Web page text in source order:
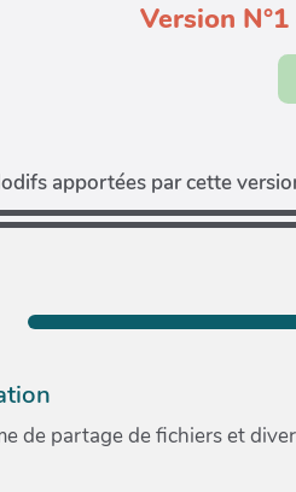
Version
apportées par cette
de partage de fichiers et